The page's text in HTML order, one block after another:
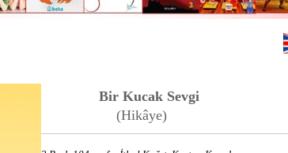
Bir Kucak Sevgi
(Hikâye)